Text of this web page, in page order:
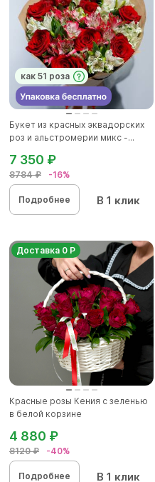
как 51 роза
Букет из красных эквадорских
роз и альстромерии микс -...
8784 ₽ -16%
7 350 ₽
Подробнее В 1 клик
Доставка 0 Р
Красные розы Кения с зеленью
в белой корзине
8120 ₽ -40%
4 880 ₽
Подробнее В 1 клик